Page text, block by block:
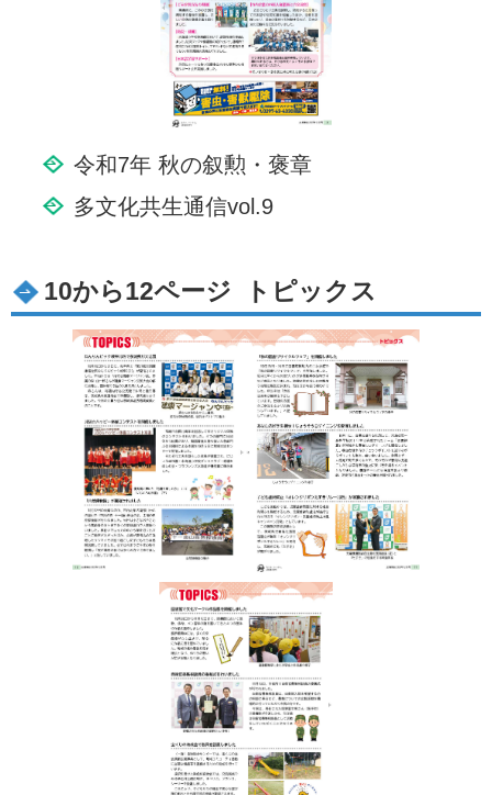
令和7年 秋の叙勲・褒章
多文化共生通信vol.9
10から12ページ トピックス